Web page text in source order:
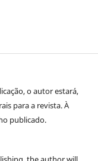
o autor estará,
para a revista. À
publicado.